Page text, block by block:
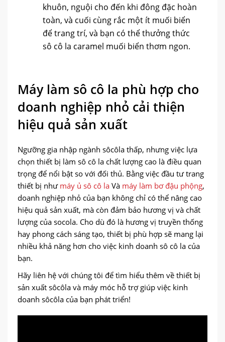
khuôn, nguội cho đến khi đông đặc hoàn
toàn, và cuối cùng rắc một ít muối biển
để trang trí, và bạn có thể thưởng thức
sô cô la caramel muối biển thơm ngon.
Máy làm sô cô la phù hợp cho
doanh nghiệp nhỏ cải thiện
hiệu quả sản xuất
Ngưỡng gia nhập ngành sôcôla thấp, nhưng việc lựa
chọn thiết bị làm sô cô la chất lượng cao là điều quan
trọng để nổi bật so với đối thủ. Bằng việc đầu tư trang
thiết bị như máy ủ sô cô la Và máy làm bơ đậu phộng,
doanh nghiệp nhỏ của bạn không chỉ có thể nâng cao
hiệu quả sản xuất, mà còn đảm bảo hương vị và chất
lượng của socola. Cho dù đó là hương vị truyền thống
hay phong cách sáng tạo, thiết bị phù hợp sẽ mang lại
nhiều khả năng hơn cho việc kinh doanh sô cô la của
bạn.
Hãy liên hệ với chúng tôi để tìm hiểu thêm về thiết bị
sản xuất sôcôla và máy móc hỗ trợ giúp việc kinh
doanh sôcôla của bạn phát triển!